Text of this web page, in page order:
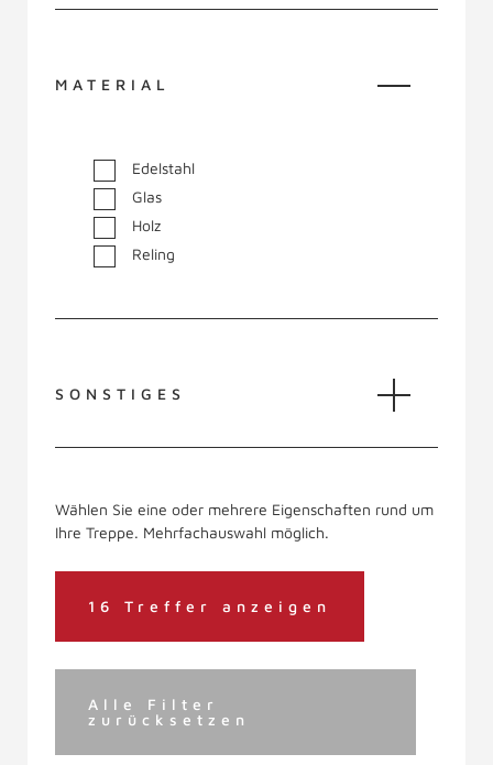
MATERIAL
Edelstahl
Glas
Holz
Reling
SONSTIGES
Wählen Sie eine oder mehrere Eigenschaften rund um
Ihre Treppe. Mehrfachauswahl möglich.
16 Treffer anzeigen
Alle Filter
zurücksetzen